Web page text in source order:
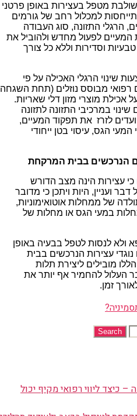
מטפל בעצירות באופן פרטני
למכלול רחב של גורמים
הרגלי התזונה, סוג העבודה
לפעול מחדש ולהוביל את
וסדירות וללא כל צורך
שינוי הרגלי האכילה על פי
רפואי מבוסס נוזלים (תחת השגחה
אכילת מוצרי מזון דלי שאריות.
במרכיבי התזונה לתזונה
לזרז את תפקוד המעיים,
המעי הגס, עיסוי בטן ייחודי
הנרכשים בבית המרקחת
עצירות הינה מצב הדורש
ועניין, היות ויתכן כי מדובר
של ממחלות אוטואימוניות,
במעי הגס או מחלות של
ולא לנסות לטפל בבעיה באופן
עצירות הנרכשים בבית
מובילים ליצירת תלות
העלול להחמיר אף יותר את
זמן.
כיצד ליווי רפואי מקיף יכול